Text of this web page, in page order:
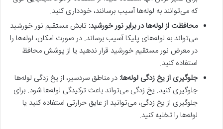
که می‌توانند به لوله‌ها آسیب برسانند، خودداری کنید.
محافظت از لوله‌ها در برابر نور خورشید: تابش مستقیم نور خورشید
می‌تواند به لوله‌های پلیکا آسیب برساند. در صورت امکان، لوله‌ها را
در معرض نور مستقیم خورشید قرار ندهید یا از پوشش محافظ
استفاده کنید.
جلوگیری از یخ زدگی لوله‌ها: در مناطق سردسیر، از یخ زدگی لوله‌ها
جلوگیری کنید. یخ زدگی می‌تواند باعث ترکیدگی لوله‌ها شود. برای
جلوگیری از یخ زدگی، می‌توانید از عایق حرارتی استفاده کنید یا
لوله‌ها را تخلیه کنید.